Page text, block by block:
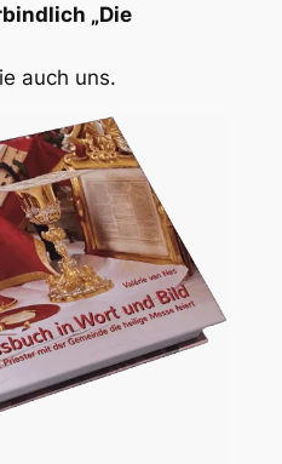
„Die
auch uns.